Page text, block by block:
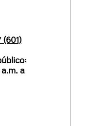
(601)
a